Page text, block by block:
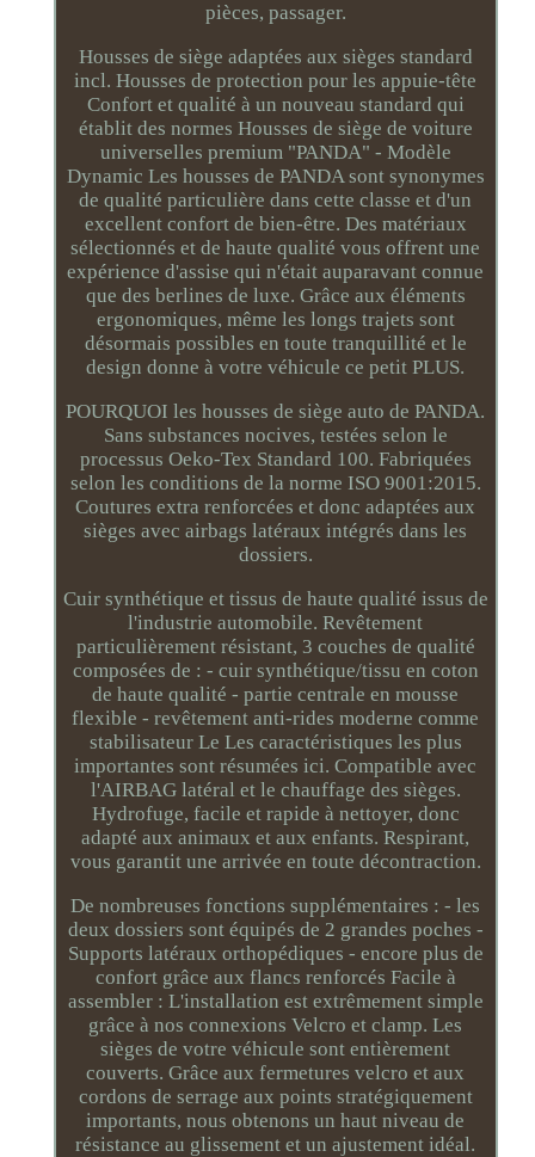
pièces, passager.
Housses de siège adaptées aux sièges standard
incl. Housses de protection pour les appuie-tête
Confort et qualité à un nouveau standard qui
établit des normes Housses de siège de voiture
universelles premium "PANDA" - Modèle
Dynamic Les housses de PANDA sont synonymes
de qualité particulière dans cette classe et d'un
excellent confort de bien-être. Des matériaux
sélectionnés et de haute qualité vous offrent une
expérience d'assise qui n'était auparavant connue
que des berlines de luxe. Grâce aux éléments
ergonomiques, même les longs trajets sont
désormais possibles en toute tranquillité et le
design donne à votre véhicule ce petit PLUS.
POURQUOI les housses de siège auto de PANDA.
Sans substances nocives, testées selon le
processus Oeko-Tex Standard 100. Fabriquées
selon les conditions de la norme ISO 9001:2015.
Coutures extra renforcées et donc adaptées aux
sièges avec airbags latéraux intégrés dans les
dossiers.
Cuir synthétique et tissus de haute qualité issus de
l'industrie automobile. Revêtement
particulièrement résistant, 3 couches de qualité
composées de : - cuir synthétique/tissu en coton
de haute qualité - partie centrale en mousse
flexible - revêtement anti-rides moderne comme
stabilisateur Le Les caractéristiques les plus
importantes sont résumées ici. Compatible avec
l'AIRBAG latéral et le chauffage des sièges.
Hydrofuge, facile et rapide à nettoyer, donc
adapté aux animaux et aux enfants. Respirant,
vous garantit une arrivée en toute décontraction.
De nombreuses fonctions supplémentaires : - les
deux dossiers sont équipés de 2 grandes poches -
Supports latéraux orthopédiques - encore plus de
confort grâce aux flancs renforcés Facile à
assembler : L'installation est extrêmement simple
grâce à nos connexions Velcro et clamp. Les
sièges de votre véhicule sont entièrement
couverts. Grâce aux fermetures velcro et aux
cordons de serrage aux points stratégiquement
importants, nous obtenons un haut niveau de
résistance au glissement et un ajustement idéal.